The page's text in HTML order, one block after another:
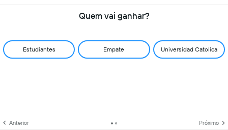
Quem vai ganhar?
Estudiantes Empate Universidad Catolica
Anterior Próximo